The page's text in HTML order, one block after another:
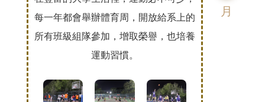
每一年都會舉辦體育周，開放給系上的
所有班級組隊參加，增取榮譽，也培養
運動習慣。
月